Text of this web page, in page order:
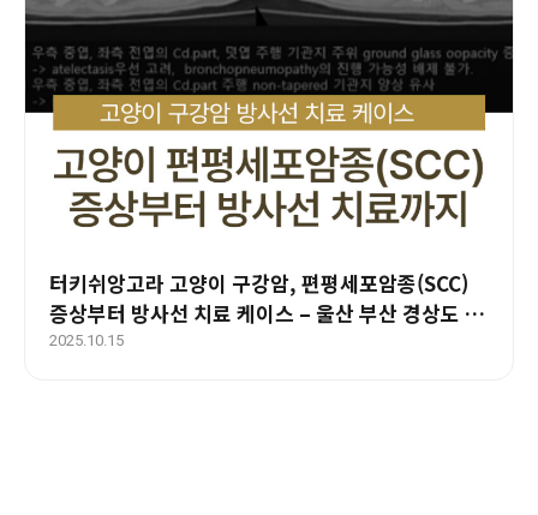
터키쉬앙고라 고양이 구강암, 편평세포암종(SCC)
증상부터 방사선 치료 케이스 – 울산 부산 경상도 종
양 전문 에스동물암센터
2025.10.15